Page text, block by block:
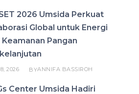
2026 Umsida Perkuat
Global untuk Energi
Keamanan Pangan
2026 BYANNIFA BASSIROH
Center Umsida Hadiri